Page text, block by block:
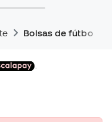
Bolsas de fútbol